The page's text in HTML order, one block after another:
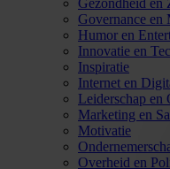
Gezondheid en
Governance en
Humor en
Innovatie en
Inspiratie
Internet en
Leiderschap
Marketing en
Motivatie
Overheid en